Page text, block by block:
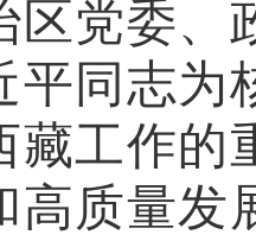
区党委
平同志为
藏工作的
高质量发